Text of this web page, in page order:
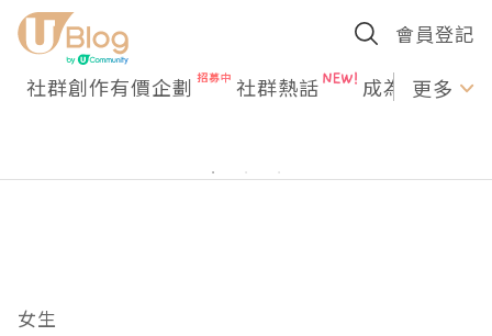
會員登記
社群創作有價企劃 社群熱話 成為U更多
女生